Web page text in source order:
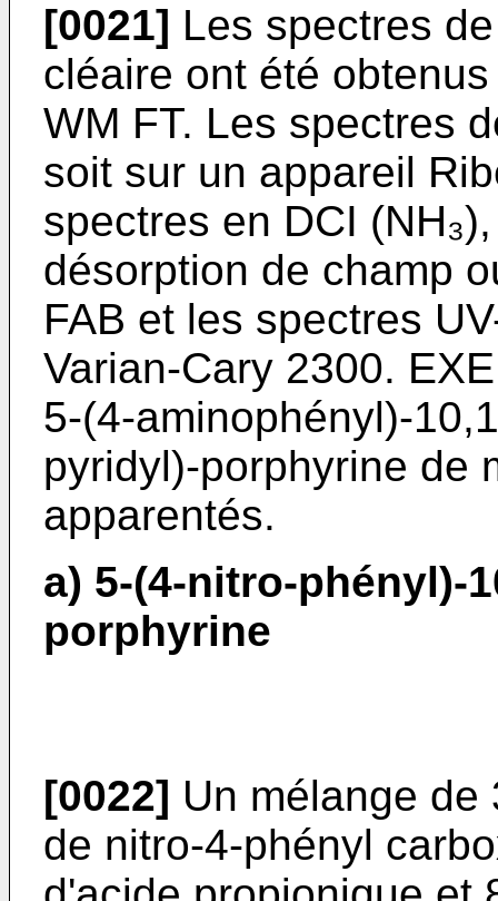
[0021] Les spectres
cléaire ont été
WM FT. Les spectres
soit sur un appareil
spectres en DCI
désorption de champ
FAB et les spectres
Varian-Cary 2300.
5-(4-aminophényl)-
pyridyl)-porphyrine de
apparentés.
a) 5-(4-nitro-phényl)-
porphyrine
[0022] Un mélange de
de nitro-4-phényl